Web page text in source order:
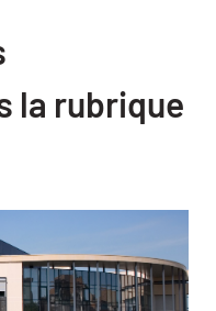
la rubrique